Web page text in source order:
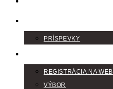
PRÍSPEVKY
REGISTRÁCIA NA WEB
VÝBOR